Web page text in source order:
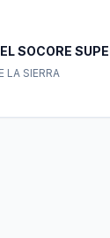
SOCORE
LA SIERRA